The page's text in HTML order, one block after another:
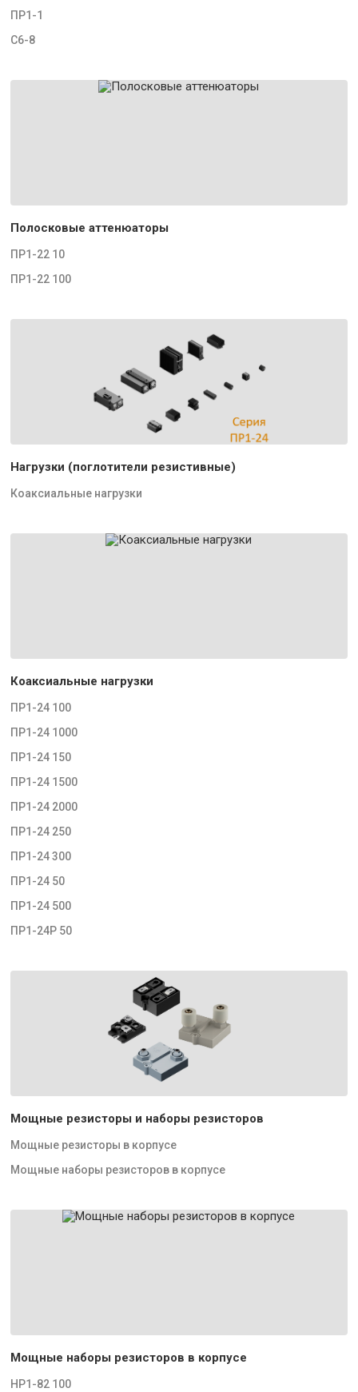
ПР1-1
С6-8
Полосковые аттенюаторы
ПР1-22 10
ПР1-22 100
Нагрузки (поглотители резистивные)
Коаксиальные нагрузки
Коаксиальные нагрузки
ПР1-24 100
ПР1-24 1000
ПР1-24 150
ПР1-24 1500
ПР1-24 2000
ПР1-24 250
ПР1-24 300
ПР1-24 50
ПР1-24 500
ПР1-24Р 50
Мощные резисторы и наборы резисторов
Мощные резисторы в корпусе
Мощные наборы резисторов в корпусе
Мощные наборы резисторов в корпусе
НР1-82 100